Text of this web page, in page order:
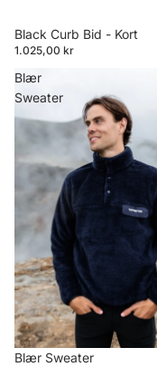
Black Curb Bid - Kort
1.025,00 kr
Blær
Sweater
Blær Sweater